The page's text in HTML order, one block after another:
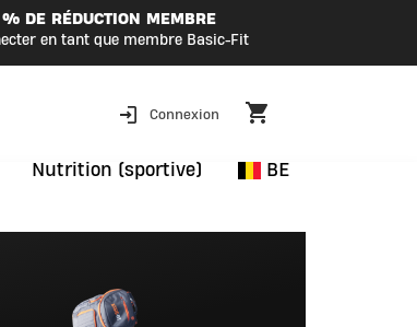
DE RÉDUCTION MEMBRE
en tant que membre Basic-Fit
Connexion
Nutrition (sportive) BE